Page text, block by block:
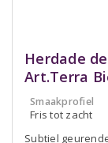
Herdade
Art.Terra
Smaakprofiel
Fris tot zacht
Subtiel